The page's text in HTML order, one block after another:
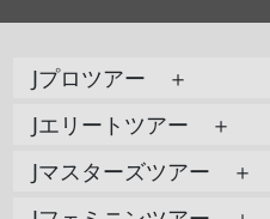
Jプロツアー ＋
Jエリートツアー ＋
Jマスターズツアー ＋